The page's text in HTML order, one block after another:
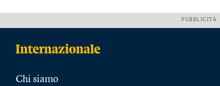
PUBBLICITÀ
Chi siamo